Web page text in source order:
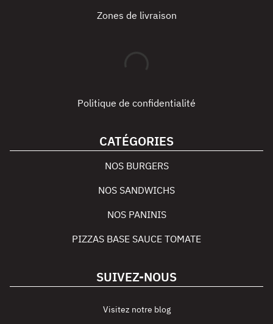
Zones de livraison
Politique de confidentialité
CATÉGORIES
NOS BURGERS
NOS SANDWICHS
NOS PANINIS
PIZZAS BASE SAUCE TOMATE
SUIVEZ-NOUS
Visitez notre blog